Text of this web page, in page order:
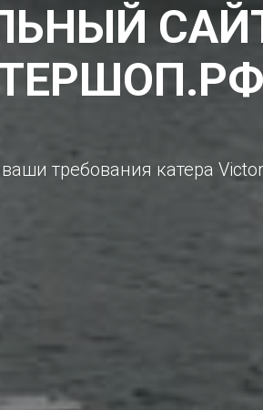
требования катера